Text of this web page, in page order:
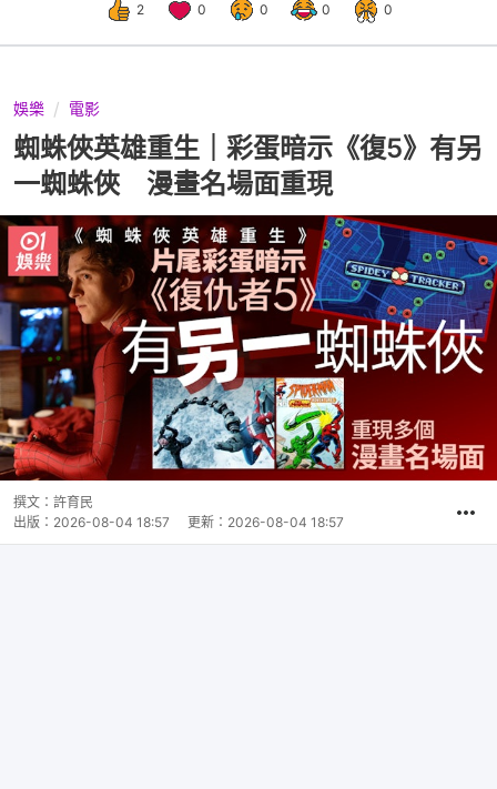
2 0 0 0 0
娛樂 電影
蜘蛛俠英雄重生｜彩蛋暗示《復5》有另
一蜘蛛俠 漫畫名場面重現
撰文： 許育民
出版： 2026-08-04 18:57 更新： 2026-08-04 18:57